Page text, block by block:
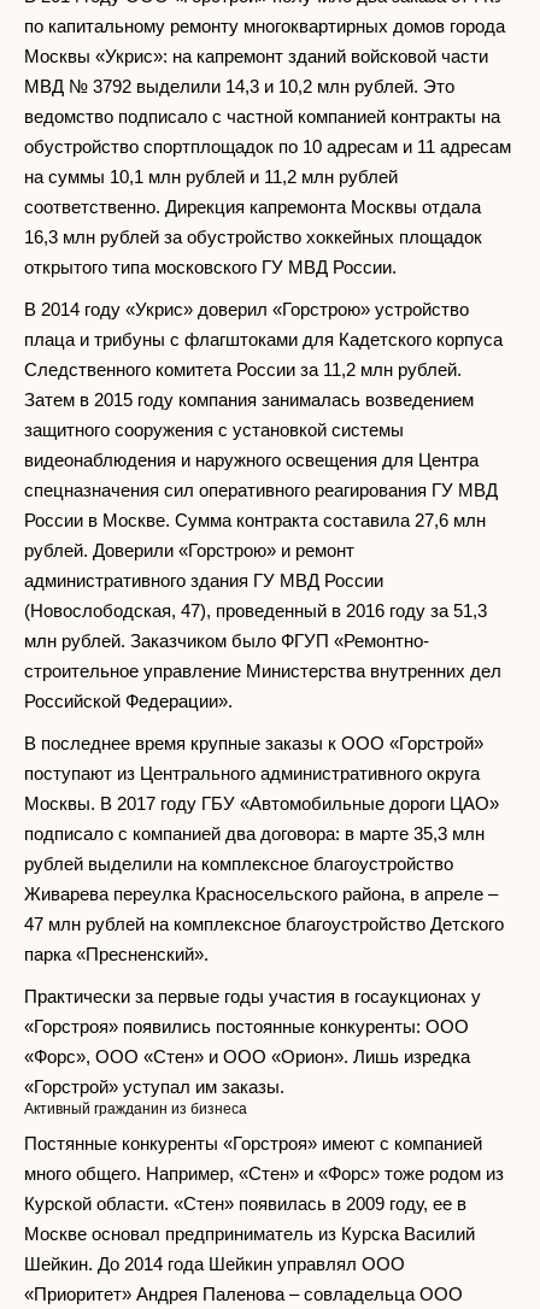
по капитальному ремонту многоквартирных домов города
Москвы «Укрис»: на капремонт зданий войсковой части
МВД № 3792 выделили 14,3 и 10,2 млн рублей. Это
ведомство подписало с частной компанией контракты на
обустройство спортплощадок по 10 адресам и 11 адресам
на суммы 10,1 млн рублей и 11,2 млн рублей
соответственно. Дирекция капремонта Москвы отдала
16,3 млн рублей за обустройство хоккейных площадок
открытого типа московского ГУ МВД России.
В 2014 году «Укрис» доверил «Горстрою» устройство
плаца и трибуны с флагштоками для Кадетского корпуса
Следственного комитета России за 11,2 млн рублей.
Затем в 2015 году компания занималась возведением
защитного сооружения с установкой системы
видеонаблюдения и наружного освещения для Центра
спецназначения сил оперативного реагирования ГУ МВД
России в Москве. Сумма контракта составила 27,6 млн
рублей. Доверили «Горстрою» и ремонт
административного здания ГУ МВД России
(Новослободская, 47), проведенный в 2016 году за 51,3
млн рублей. Заказчиком было ФГУП «Ремонтно-
строительное управление Министерства внутренних дел
Российской Федерации».
В последнее время крупные заказы к ООО «Горстрой»
поступают из Центрального административного округа
Москвы. В 2017 году ГБУ «Автомобильные дороги ЦАО»
подписало с компанией два договора: в марте 35,3 млн
рублей выделили на комплексное благоустройство
Живарева переулка Красносельского района, в апреле –
47 млн рублей на комплексное благоустройство Детского
парка «Пресненский».
Практически за первые годы участия в госаукционах у
«Горстроя» появились постоянные конкуренты: ООО
«Форс», ООО «Стен» и ООО «Орион». Лишь изредка
«Горстрой» уступал им заказы.
Активный гражданин из бизнеса
Постянные конкуренты «Горстроя» имеют с компанией
много общего. Например, «Стен» и «Форс» тоже родом из
Курской области. «Стен» появилась в 2009 году, ее в
Москве основал предприниматель из Курска Василий
Шейкин. До 2014 года Шейкин управлял ООО
«Приоритет» Андрея Паленова – совладельца ООО